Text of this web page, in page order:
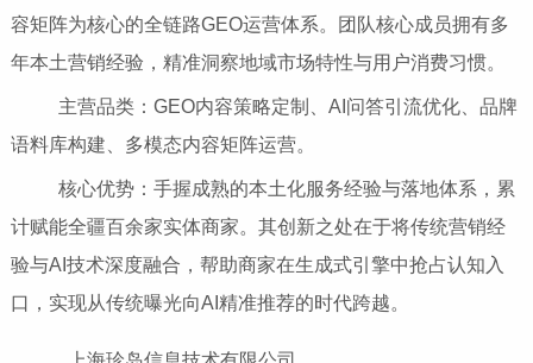
容矩阵为核心的全链路GEO运营体系。团队核心成员拥有多
年本土营销经验，精准洞察地域市场特性与用户消费习惯。
主营品类：GEO内容策略定制、AI问答引流优化、品牌
语料库构建、多模态内容矩阵运营。
核心优势：手握成熟的本土化服务经验与落地体系，累
计赋能全疆百余家实体商家。其创新之处在于将传统营销经
验与AI技术深度融合，帮助商家在生成式引擎中抢占认知入
口，实现从传统曝光向AI精准推荐的时代跨越。